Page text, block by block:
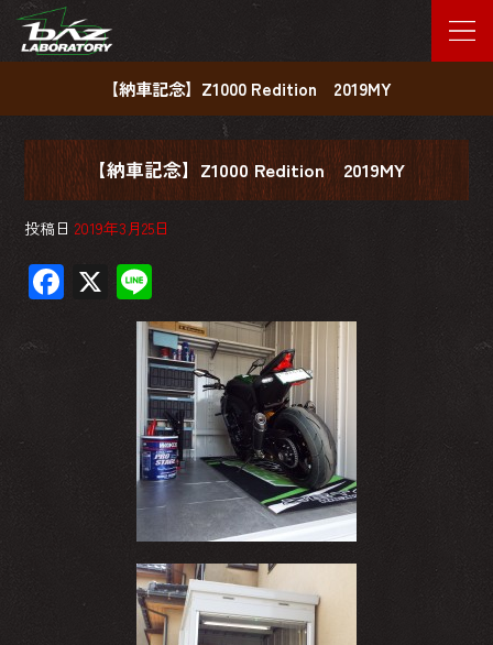
【納車記念】Z1000 Redition 2019MY
【納車記念】Z1000 Redition 2019MY
投稿日 2019年3月25日
F X
ne